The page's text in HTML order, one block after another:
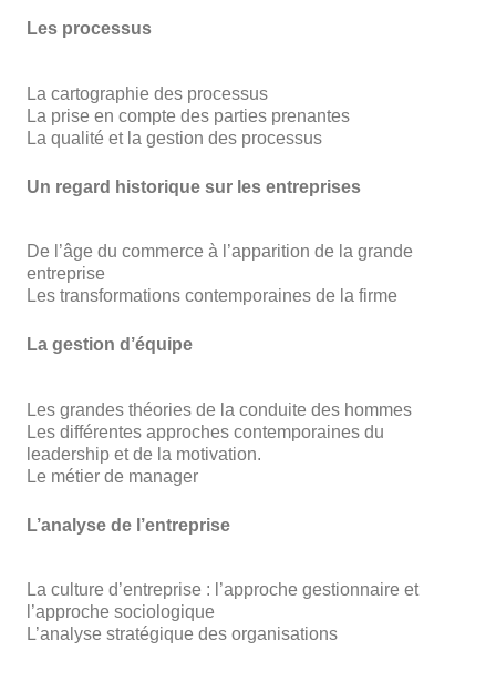
Les processus
La cartographie des processus
La prise en compte des parties prenantes
La qualité et la gestion des processus
Un regard historique sur les entreprises
De l’âge du commerce à l’apparition de la grande
entreprise
Les transformations contemporaines de la firme
La gestion d’équipe
Les grandes théories de la conduite des hommes
Les différentes approches contemporaines du
leadership et de la motivation.
Le métier de manager
L’analyse de l’entreprise
La culture d’entreprise : l’approche gestionnaire et
l’approche sociologique
L’analyse stratégique des organisations